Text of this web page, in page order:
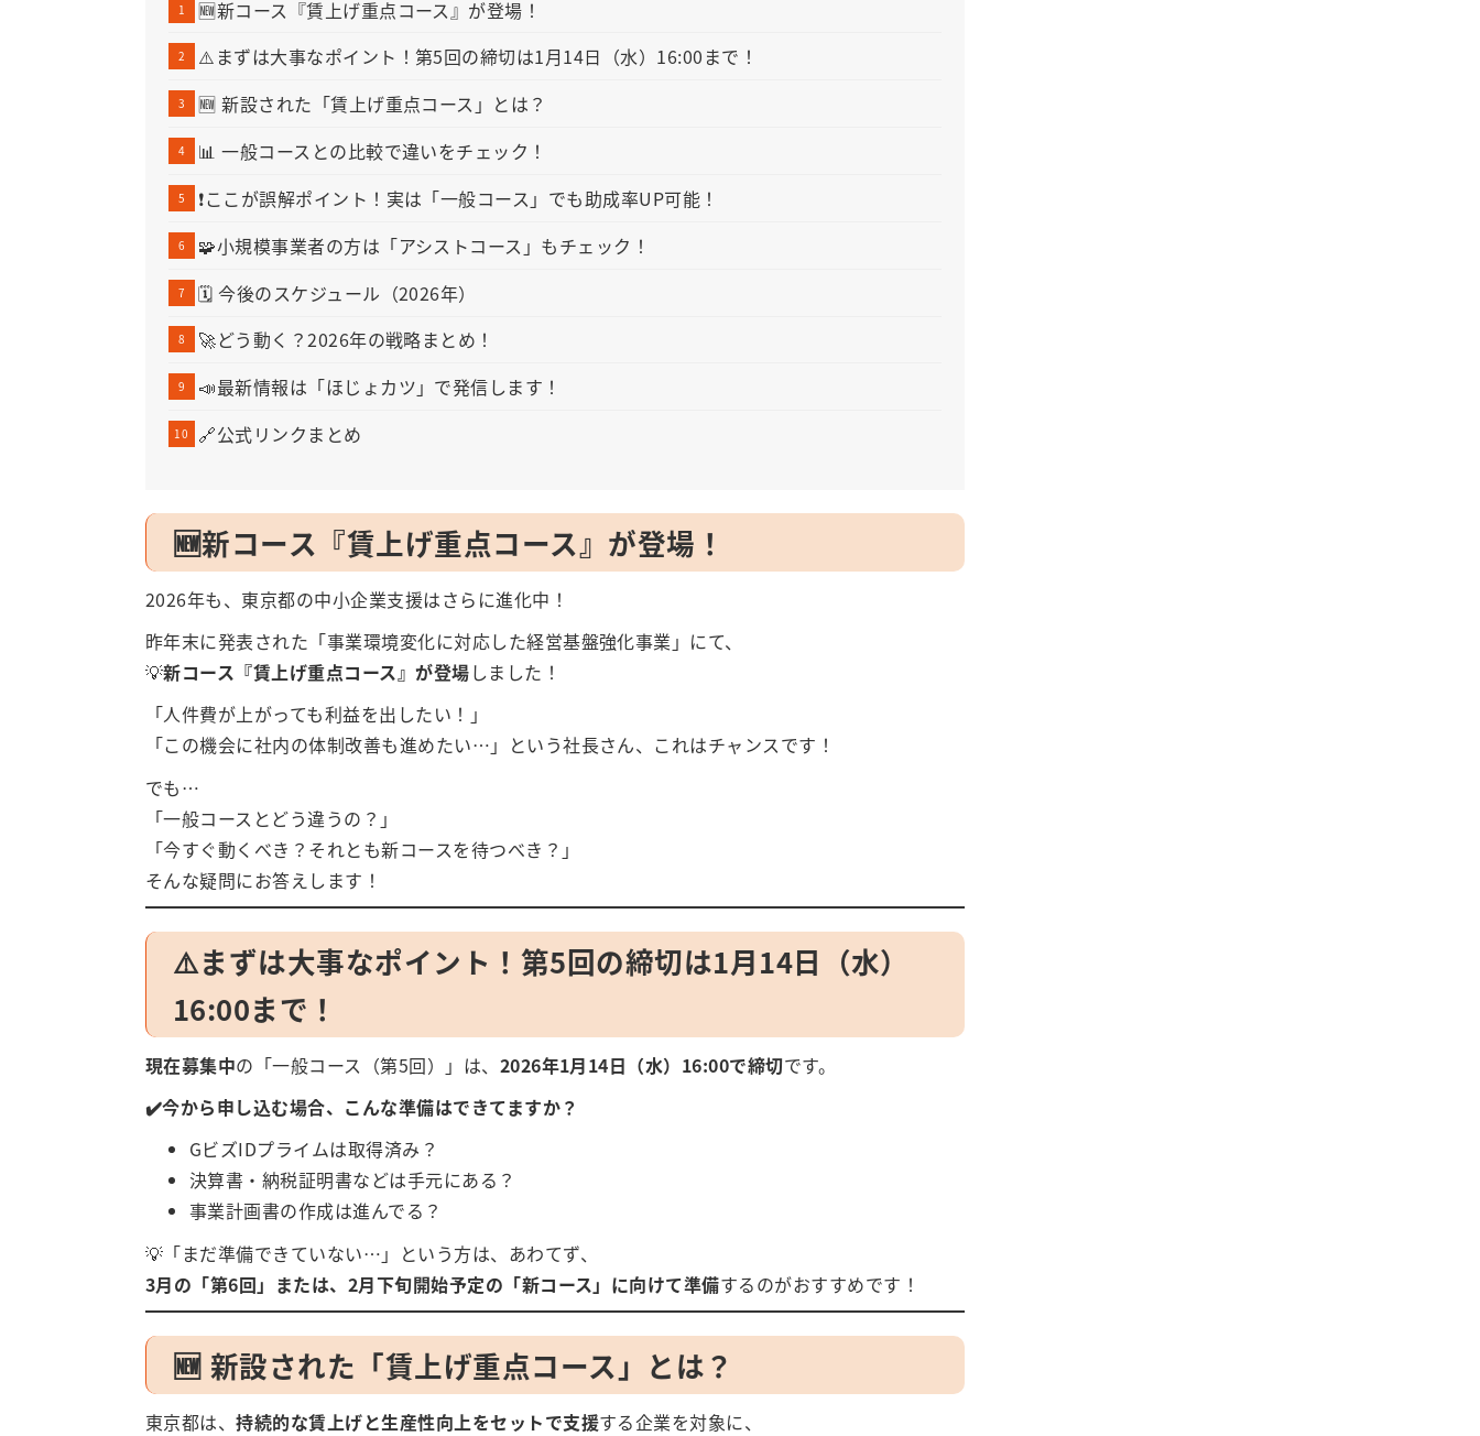
🆕新コース『賃上げ重点コース』が登場！
⚠️まずは大事なポイント！第5回の締切は1月14日（水）16:00まで！
🆕 新設された「賃上げ重点コース」とは？
📊 一般コースとの比較で違いをチェック！
❗ここが誤解ポイント！実は「一般コース」でも助成率UP可能！
🧩小規模事業者の方は「アシストコース」もチェック！
🗓 今後のスケジュール（2026年）
🚀どう動く？2026年の戦略まとめ！
📣最新情報は「ほじょカツ」で発信します！
🔗公式リンクまとめ
🆕新コース『賃上げ重点コース』が登場！
2026年も、東京都の中小企業支援はさらに進化中！
昨年末に発表された「事業環境変化に対応した経営基盤強化事業」にて、
💡新コース『賃上げ重点コース』が登場しました！
「人件費が上がっても利益を出したい！」
「この機会に社内の体制改善も進めたい…」という社長さん、これはチャンスです！
でも…
「一般コースとどう違うの？」
「今すぐ動くべき？それとも新コースを待つべき？」
そんな疑問にお答えします！
⚠️まずは大事なポイント！第5回の締切は1月14日（水）
16:00まで！
現在募集中の「一般コース（第5回）」は、 2026年1月14日（水）16:00で締切です。
✔️今から申し込む場合、こんな準備はできてますか？
GビズIDプライムは取得済み？
決算書・納税証明書などは手元にある？
事業計画書の作成は進んでる？
💡「まだ準備できていない…」という方は、あわてず、
3月の「第6回」または、2月下旬開始予定の「新コース」に向けて準備するのがおすすめです！
🆕 新設された「賃上げ重点コース」とは？
東京都は、持続的な賃上げと生産性向上をセットで支援する企業を対象に、